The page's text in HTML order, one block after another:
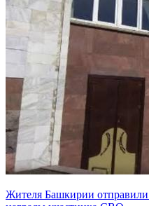
Жителя Башкирии